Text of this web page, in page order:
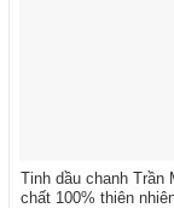
Tinh dầu chanh Trần
chất 100% thiên